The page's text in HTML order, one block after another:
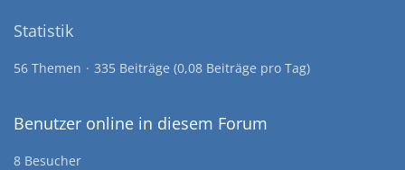
Statistik
56 Themen 335 Beiträge (0,08 Beiträge pro Tag)
Benutzer online in diesem Forum
8 Besucher